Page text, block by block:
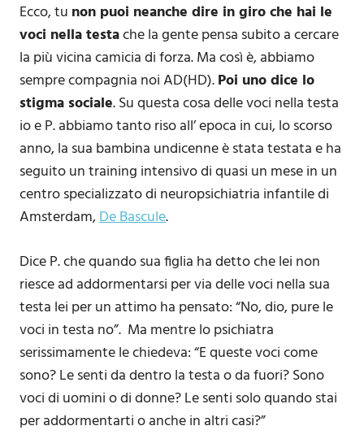
Ecco, tu non puoi neanche dire in giro che hai le
voci nella testache la gente pensa subito a cercare
la più vicina camicia di forza. Ma così è, abbiamo
sempre compagnia noi AD(HD).Poi uno dice lo
stigma sociale. Su questa cosa delle voci nella testa
io e P. abbiamo tanto riso all’ epoca in cui, lo scorso
anno, la sua bambina undicenne è stata testata e ha
seguito un training intensivo di quasi un mese in un
centro specializzato di neuropsichiatria infantile di
Amsterdam,De Bascule.
Dice P. che quando sua figlia ha detto che lei non
riesce ad addormentarsi per via delle voci nella sua
testa lei per un attimo ha pensato: “No, dio, pure le
voci in testa no”. Ma mentre lo psichiatra
serissimamente le chiedeva: “E queste voci come
sono? Le senti da dentro la testa o da fuori? Sono
voci di uomini o di donne? Le senti solo quando stai
per addormentarti o anche in altri casi?”